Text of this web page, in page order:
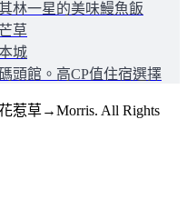
林一星的美味鰻魚飯
草
城
頭館。高CP值住宿選擇
惹草→Morris. All Rights